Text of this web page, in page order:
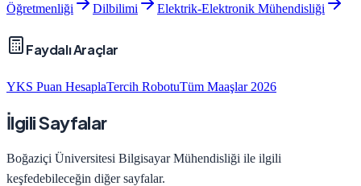
Öğretmenliği
Dilbilimi Elektrik-Elektronik Mühendisliği
Faydalı Araçlar
YKS Puan HesaplaTercih RobotuTüm Maaşlar 2026
İlgili Sayfalar
Boğaziçi Üniversitesi Bilgisayar Mühendisliği ile ilgili
keşfedebileceğin diğer sayfalar.